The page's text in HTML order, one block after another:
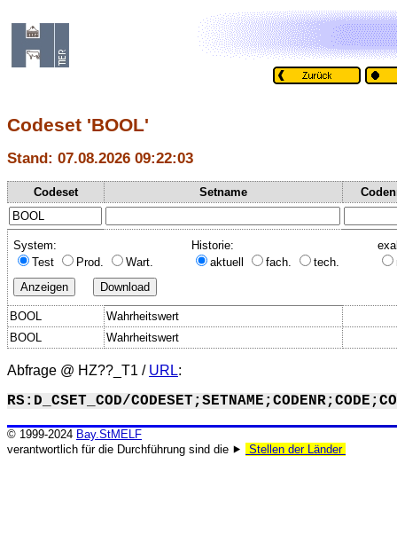
Codeset 'BOOL'
Stand: 07.08.2026 09:22:03
Codeset Setname
System:
Test
Prod. Wart.
Historie:
aktuell
fach. tech.
BOOL
Wahrheitswert
BOOL
Wahrheitswert
Abfrage @ HZ??_T1 / URL:
RS:D_CSET_COD/
© 1999-2024 Bay.StMELF
verantwortlich für die Durchführung sind die ⯈
Stellen der Länder